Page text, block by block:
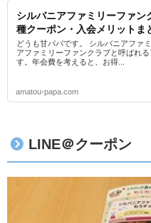
シルバニアファミリーファン
種クーポン・入会メリットま
どうも甘パパです。 シルバニアファ
アファミリーファンクラブと呼ばれ
す。年会費を考えると、お得...
amatou-papa.com
LINE＠クーポン